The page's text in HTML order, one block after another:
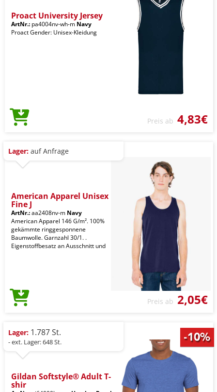
Proact University Jersey
ArtNr.: pa4004nv-wh-m Navy
Proact Gender: Unisex-Kleidung
Preis ab 4,83€
Lager: auf Anfrage
American Apparel Unisex
Fine J
ArtNr.:aa2408nv-m Navy
American Apparel 146 G/m². 100%
gekämmte ringgesponnene
Baumwolle. Garnzahl 30/1. .
Eigenstoffbesatz an Ausschnitt und
Preis ab 2,05€
Lager: 1.787 St.
- ext. Lager: 648 St.
Gildan Softstyle® Adult T-
shir